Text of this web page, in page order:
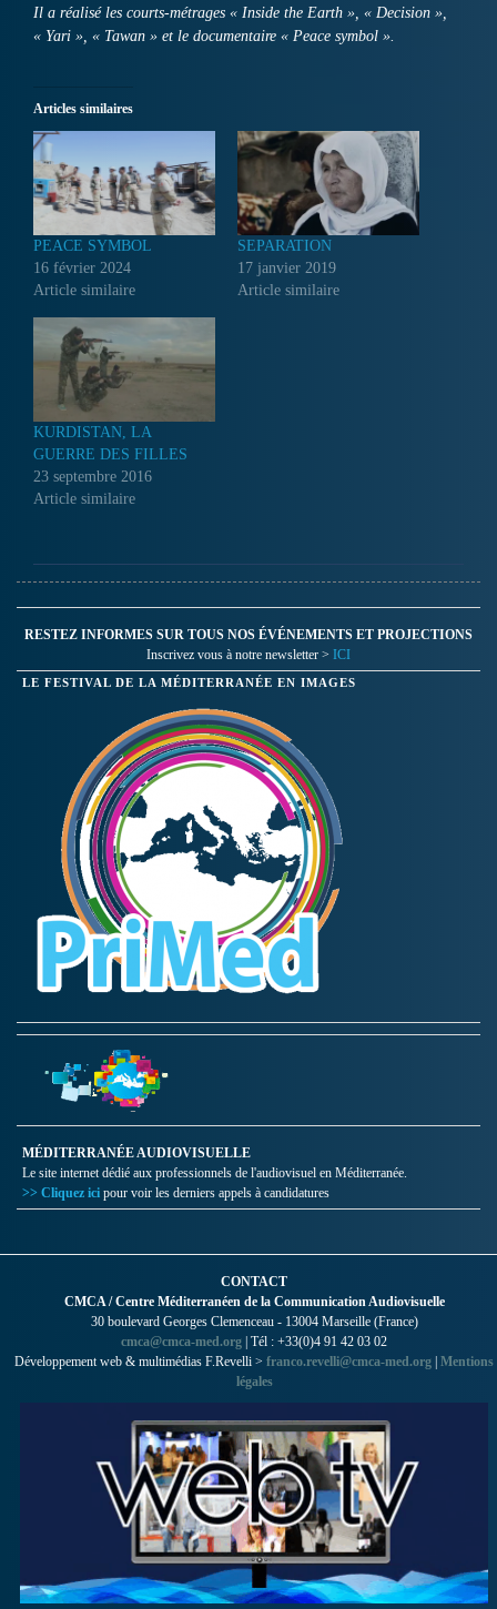
Il a réalisé les courts-métrages « Inside the Earth », « Decision »,
« Yari », « Tawan » et le documentaire « Peace symbol ».
Articles similaires
PEACE SYMBOL
16 février 2024
Article similaire
SEPARATION
17 janvier 2019
Article similaire
KURDISTAN, LA
GUERRE DES FILLES
23 septembre 2016
Article similaire
RESTEZ INFORMES SUR TOUS NOS ÉVÉNEMENTS ET PROJECTIONS
Inscrivez vous à notre newsletter > ICI
LE FESTIVAL DE LA MÉDITERRANÉE EN IMAGES
MÉDITERRANÉE AUDIOVISUELLE
Le site internet dédié aux professionnels de l'audiovisuel en Méditerranée.
>> Cliquez ici pour voir les derniers appels à candidatures
CONTACT
CMCA / Centre Méditerranéen de la Communication Audiovisuelle
30 boulevard Georges Clemenceau - 13004 Marseille (France)
cmca@cmca-med.org | Tél : +33(0)4 91 42 03 02
Développement web & multimédias F.Revelli > franco.revelli@cmca-med.org | Mentions
légales